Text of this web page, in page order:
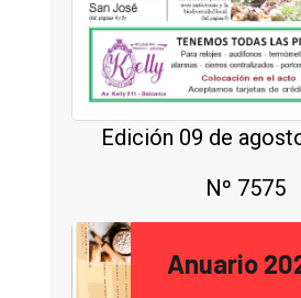
Edición 09 de
Nº 7575
Anuario